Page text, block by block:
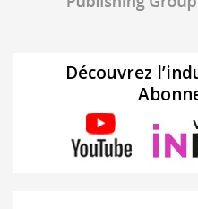
Découvrez